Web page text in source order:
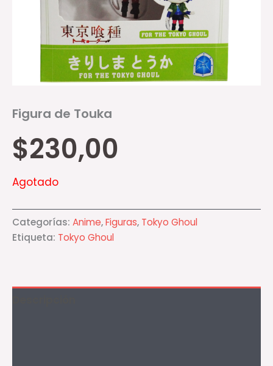
Figura de Touka
$230,00
Agotado
Categorías: Anime,Figuras, Tokyo Ghoul
Etiqueta: Tokyo Ghoul